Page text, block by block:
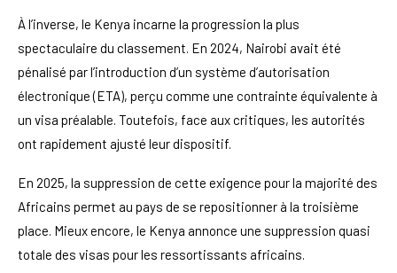
À l’inverse, le Kenya incarne la progression la plus
spectaculaire du classement. En 2024, Nairobi avait été
pénalisé par l’introduction d’un système d’autorisation
électronique (ETA), perçu comme une contrainte équivalente à
un visa préalable. Toutefois, face aux critiques, les autorités
ont rapidement ajusté leur dispositif.
En 2025, la suppression de cette exigence pour la majorité des
Africains permet au pays de se repositionner à la troisième
place. Mieux encore, le Kenya annonce une suppression quasi
totale des visas pour les ressortissants africains.